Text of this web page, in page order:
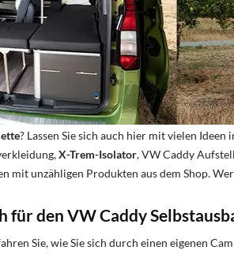
? Lassen Sie sich auch hier mit vielen
X-Trem-Isolator, VW Caddy
mit unzähligen Produkten aus dem Shop.
für den VW Caddy
Sie, wie Sie sich durch einen eigenen